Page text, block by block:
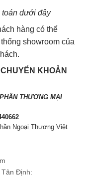
toán dưới đây
hàng có thể
showroom của
KHOẢN
THƯƠNG MẠI
Ngoại Thương Việt
Tân Định: